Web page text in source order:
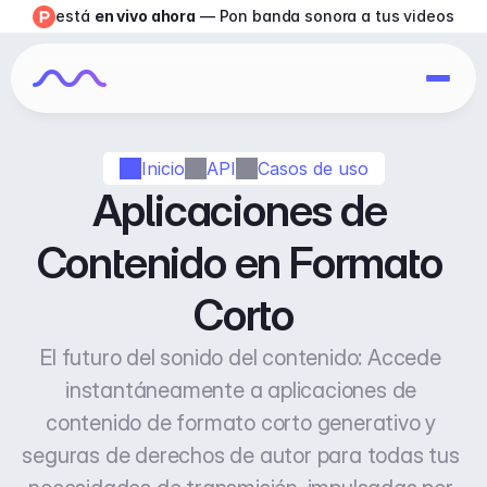
Inicio API Casos de uso
Aplicaciones de
Contenido en Formato
Corto
El futuro del sonido del contenido: Accede
instantáneamente a aplicaciones de
contenido de formato corto generativo y
seguras de derechos de autor para todas tus
está en vivo ahora — Pon banda sonora a tus videos